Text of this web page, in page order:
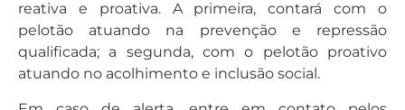
reativa e proativa. A primeira, contará com o
pelotão atuando na prevenção e repressão
qualificada; a segunda, com o pelotão proativo
atuando no acolhimento e inclusão social.